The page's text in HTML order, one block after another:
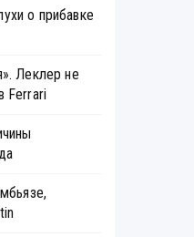
о прибавке
Леклер не
Ferrari